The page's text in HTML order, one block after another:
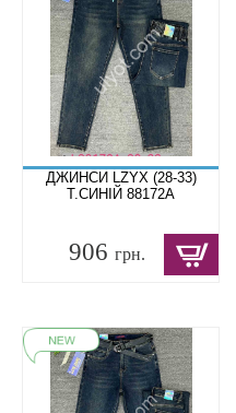
ДЖИНСИ LZYX (28-33)
Т.СИНІЙ 88172A
906 грн.